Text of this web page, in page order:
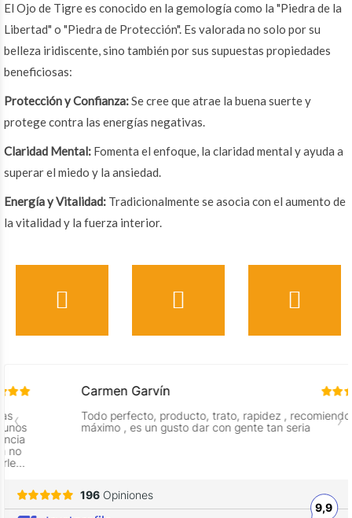
El Ojo de Tigre es conocido en la gemología como la "Piedra de la
Libertad" o "Piedra de Protección". Es valorada no solo por su
belleza iridiscente, sino también por sus supuestas propiedades
beneficiosas:
Protección y Confianza:Se cree que atrae la buena suerte y
protege contra las energías negativas.
Claridad Mental: Fomenta el enfoque, la claridad mental y ayuda a
superar el miedo y la ansiedad.
Energía y Vitalidad: Tradicionalmente se asocia con el aumento de
la vitalidad y la fuerza interior.